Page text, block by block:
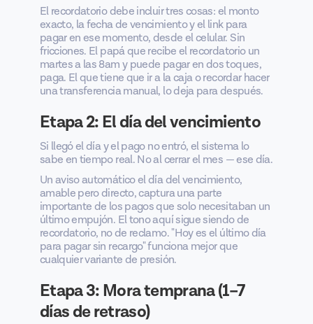
El recordatorio debe incluir tres cosas: el monto
exacto, la fecha de vencimiento y el link para
pagar en ese momento, desde el celular. Sin
fricciones. El papá que recibe el recordatorio un
martes a las 8am y puede pagar en dos toques,
paga. El que tiene que ir a la caja o recordar hacer
una transferencia manual, lo deja para después.
Etapa 2: El día del vencimiento
Si llegó el día y el pago no entró, el sistema lo
sabe en tiempo real. No al cerrar el mes — ese día.
Un aviso automático el día del vencimiento,
amable pero directo, captura una parte
importante de los pagos que solo necesitaban un
último empujón. El tono aquí sigue siendo de
recordatorio, no de reclamo. "Hoy es el último día
para pagar sin recargo" funciona mejor que
cualquier variante de presión.
Etapa 3: Mora temprana (1–7
días de retraso)